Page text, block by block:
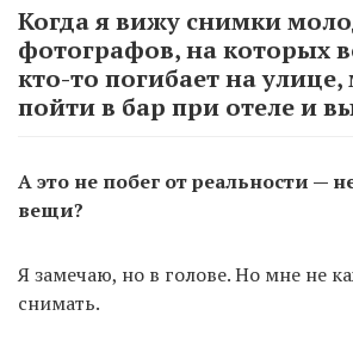
Когда я вижу снимки
фотографов, на которых
кто-то погибает на улице,
пойти в бар при отеле и
А это не побег от реальности —
вещи?
Я замечаю, но в голове. Но мне не
снимать.